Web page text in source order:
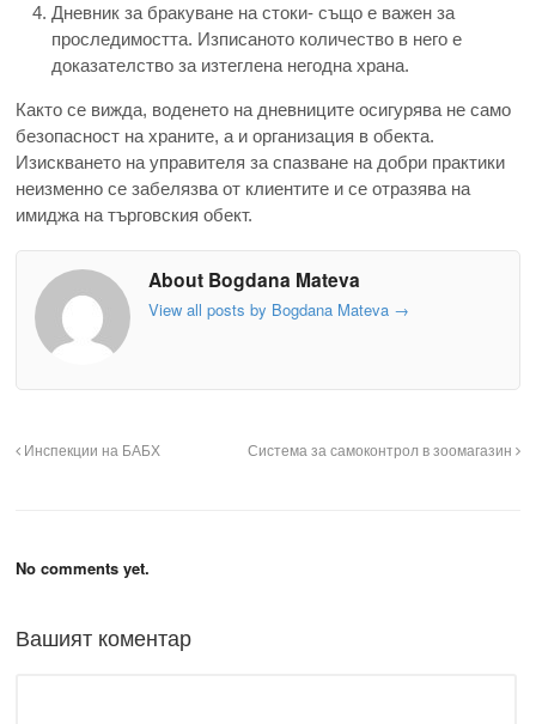
Дневник за бракуване на стоки- също е важен за
проследимостта. Изписаното количество в него е
доказателство за изтеглена негодна храна.
Както се вижда, воденето на дневниците осигурява не само
безопасност на храните, а и организация в обекта.
Изискването на управителя за спазване на добри практики
неизменно се забелязва от клиентите и се отразява на
имиджа на търговския обект.
About Bogdana Mateva
View all posts by Bogdana Mateva →
Инспекции на БАБХ Система за самоконтрол в зоомагазин
No comments yet.
Вашият коментар